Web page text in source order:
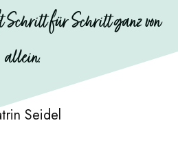
für Schritt ganz von
allein.
Seidel